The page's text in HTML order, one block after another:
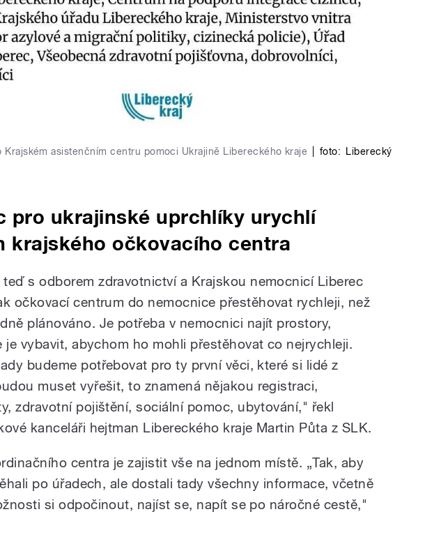
Krajském asistenčním centru pomoci Ukrajině Libereckého kraje foto:
Liberecký
pro ukrajinské uprchlíky urychlí
krajského očkovacího centra
teď s odborem zdravotnictví a Krajskou nemocnicí Liberec
očkovací centrum do nemocnice přestěhovat rychleji, než
plánováno. Je potřeba v nemocnici najít prostory,
je vybavit, abychom ho mohli přestěhovat co nejrychleji.
budeme potřebovat pro ty první věci, které si lidé z
muset vyřešit, to znamená nějakou registraci,
zdravotní pojištění, sociální pomoc, ubytování," řekl
kanceláři hejtman Libereckého kraje Martin Půta z SLK.
centra je zajistit vše na jednom místě. „Tak, aby
po úřadech, ale dostali tady všechny informace, včetně
si odpočinout, najíst se, napít se po náročné cestě,"